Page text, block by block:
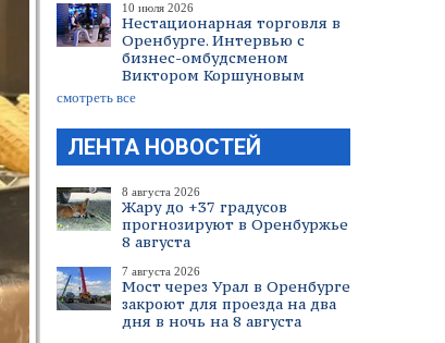
10 июля 2026
Нестационарная торговля в
Оренбурге. Интервью с
бизнес-омбудсменом
Виктором Коршуновым
смотреть все
ЛЕНТА НОВОСТЕЙ
8 августа 2026
Жару до +37 градусов
прогнозируют в Оренбуржье
8 августа
7 августа 2026
Мост через Урал в Оренбурге
закроют для проезда на два
дня в ночь на 8 августа